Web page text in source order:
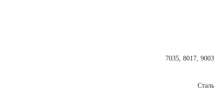
7035, 8017, 9003
Сталь